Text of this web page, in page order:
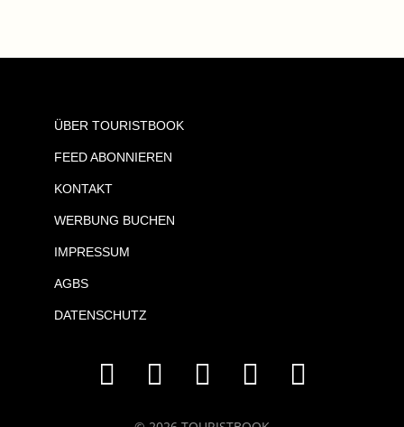
ÜBER TOURISTBOOK
FEED ABONNIEREN
KONTAKT
WERBUNG BUCHEN
IMPRESSUM
AGBS
DATENSCHUTZ